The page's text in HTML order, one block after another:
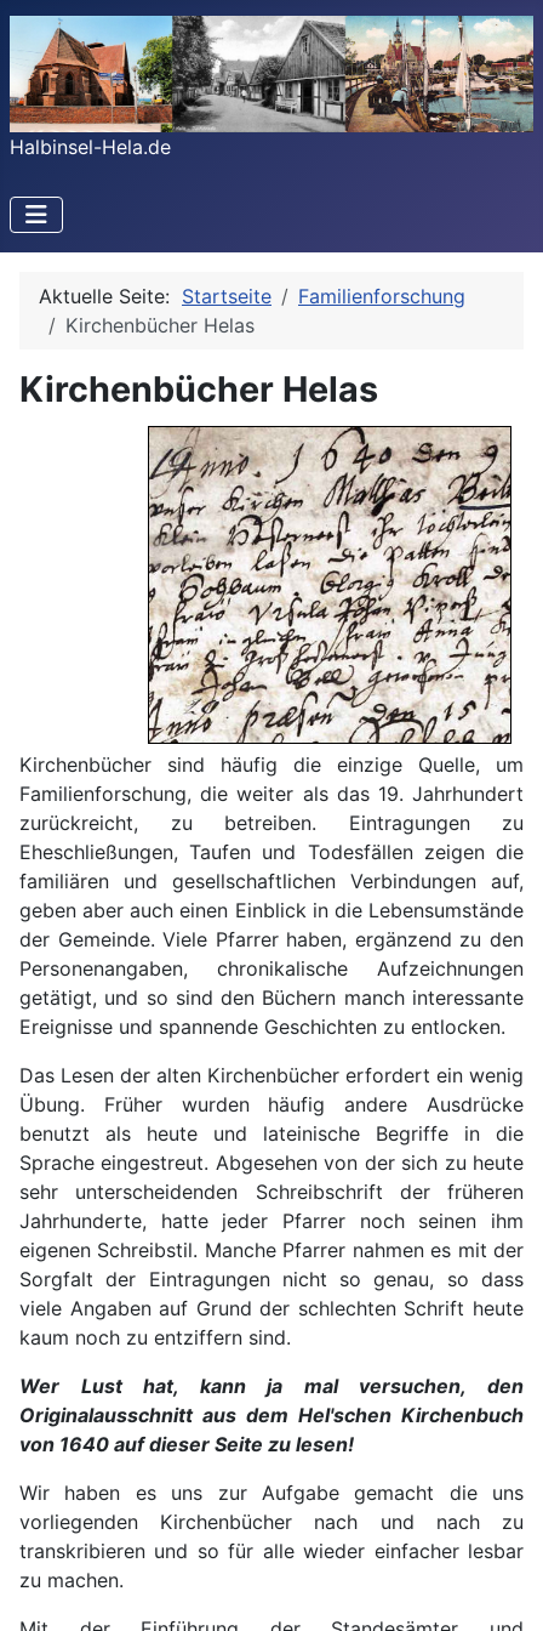
Halbinsel-Hela.de
Aktuelle Seite: Startseite
Familienforschung
Kirchenbücher Helas
Kirchenbücher Helas
Kirchenbücher sind häufig die einzige Quelle, um
Familienforschung, die weiter als das 19. Jahrhundert
zurückreicht, zu betreiben. Eintragungen zu
Eheschließungen, Taufen und Todesfällen zeigen die
familiären und gesellschaftlichen Verbindungen auf,
geben aber auch einen Einblick in die Lebensumstände
der Gemeinde. Viele Pfarrer haben, ergänzend zu den
Personenangaben, chronikalische Aufzeichnungen
getätigt, und so sind den Büchern manch interessante
Ereignisse und spannende Geschichten zu entlocken.
Das Lesen der alten Kirchenbücher erfordert ein wenig
Übung. Früher wurden häufig andere Ausdrücke
benutzt als heute und lateinische Begriffe in die
Sprache eingestreut. Abgesehen von der sich zu heute
sehr unterscheidenden Schreibschrift der früheren
Jahrhunderte, hatte jeder Pfarrer noch seinen ihm
eigenen Schreibstil. Manche Pfarrer nahmen es mit der
Sorgfalt der Eintragungen nicht so genau, so dass
viele Angaben auf Grund der schlechten Schrift heute
kaum noch zu entziffern sind.
Wer Lust hat, kann ja mal versuchen, den
Originalausschnitt aus dem Hel'schen Kirchenbuch
von 1640 auf dieser Seite zu lesen!
Wir haben es uns zur Aufgabe gemacht die uns
vorliegenden Kirchenbücher nach und nach zu
transkribieren und so für alle wieder einfacher lesbar
zu machen.